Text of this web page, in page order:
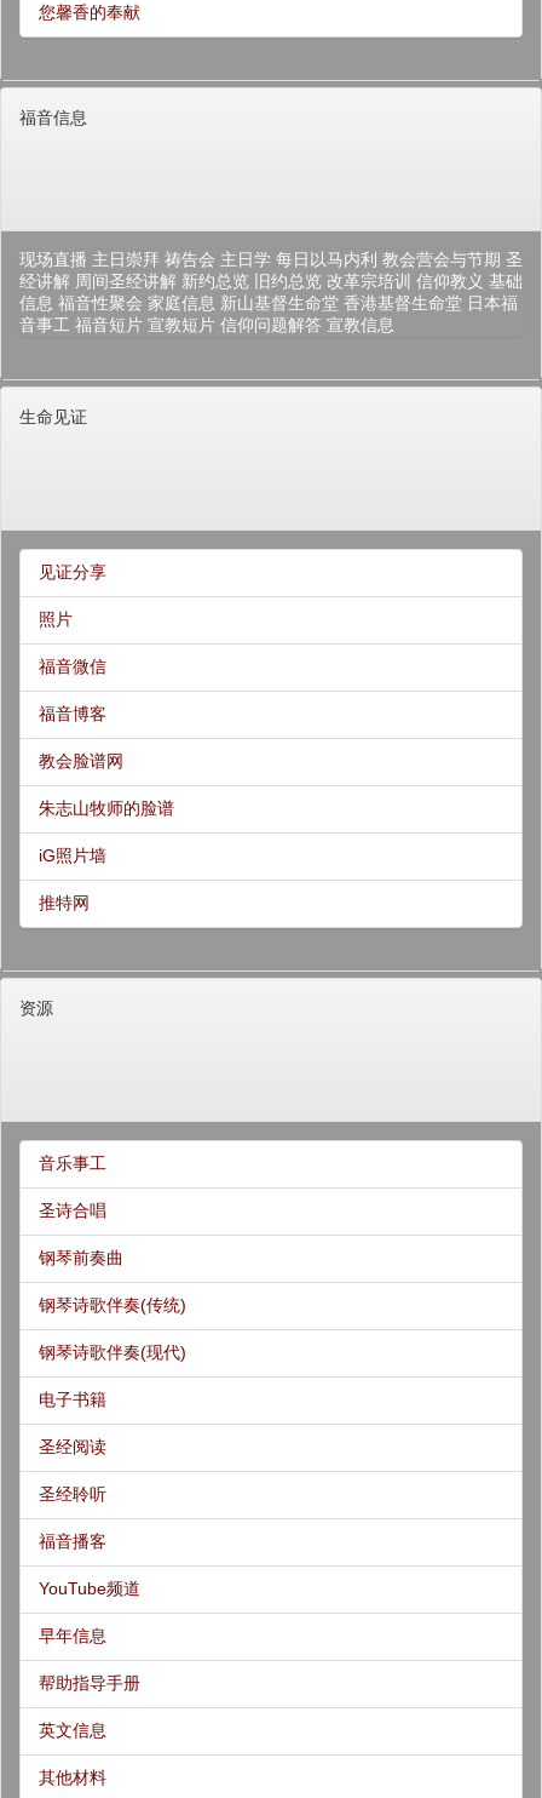
您馨香的奉献
福音信息
现场直播 主日崇拜 祷告会 主日学 每日以马内利 教会营会与节期 圣
经讲解 周间圣经讲解 新约总览 旧约总览 改革宗培训 信仰教义 基础
信息 福音性聚会 家庭信息 新山基督生命堂 香港基督生命堂 日本福
音事工 福音短片 宣教短片 信仰问题解答 宣教信息
生命见证
见证分享
照片
福音微信
福音博客
教会脸谱网
朱志山牧师的脸谱
iG照片墙
推特网
资源
音乐事工
圣诗合唱
钢琴前奏曲
钢琴诗歌伴奏(传统)
钢琴诗歌伴奏(现代)
电子书籍
圣经阅读
圣经聆听
福音播客
YouTube频道
早年信息
帮助指导手册
英文信息
其他材料